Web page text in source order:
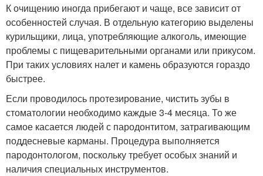
К очищению иногда прибегают и чаще, все зависит от
особенностей случая. В отдельную категорию выделены
курильщики, лица, употребляющие алкоголь, имеющие
проблемы с пищеварительными органами или прикусом.
При таких условиях налет и камень образуются гораздо
быстрее.
Если проводилось протезирование, чистить зубы в
стоматологии необходимо каждые 3-4 месяца. То же
самое касается людей с пародонтитом, затрагивающим
поддесневые карманы. Процедура выполняется
пародонтологом, поскольку требует особых знаний и
наличия специальных инструментов.